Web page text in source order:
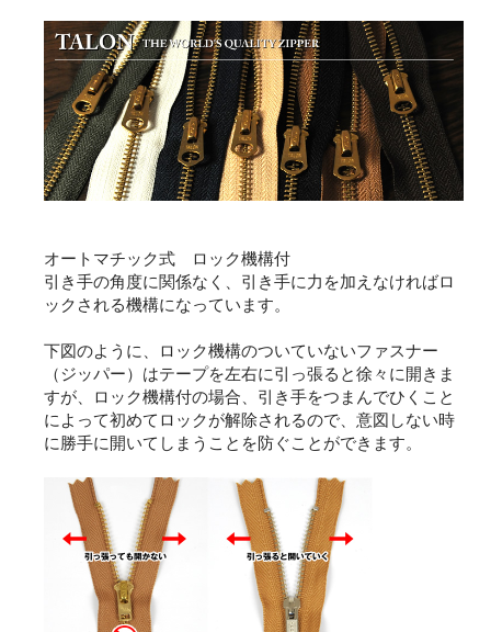
オートマチック式 ロック機構付
引き手の角度に関係なく、引き手に力を加えなければロ
ックされる機構になっています。
下図のように、ロック機構のついていないファスナー
（ジッパー）はテープを左右に引っ張ると徐々に開きま
すが、ロック機構付の場合、引き手をつまんでひくこと
によって初めてロックが解除されるので、意図しない時
に勝手に開いてしまうことを防ぐことができます。